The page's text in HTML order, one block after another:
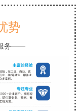
势
务——